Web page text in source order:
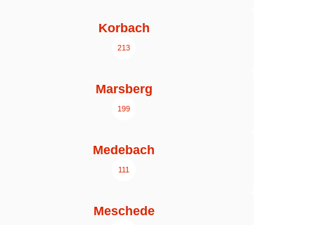
Korbach
213
Marsberg
199
Medebach
111
Meschede